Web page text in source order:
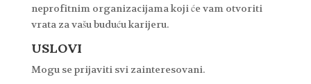
neprofitnim organizacijama koji će vam otvoriti
vrata za vašu buduću karijeru.
USLOVI
Mogu se prijaviti svi zainteresovani.